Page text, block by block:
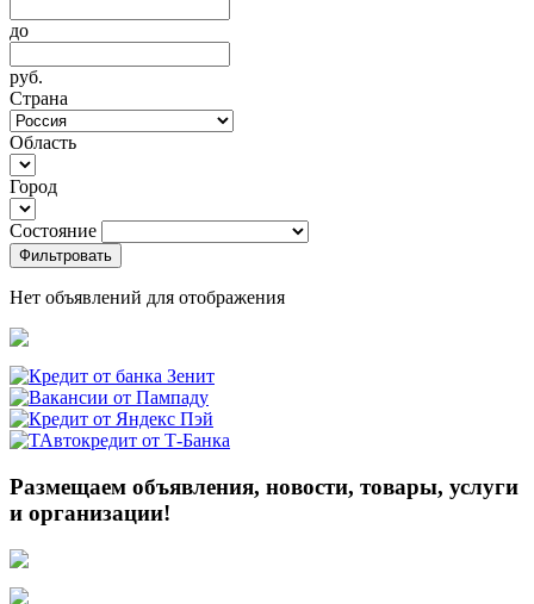
до
руб.
Страна
Область
Город
Состояние
Фильтровать
Нет объявлений для отображения
Размещаем объявления, новости, товары, услуги
и организации!